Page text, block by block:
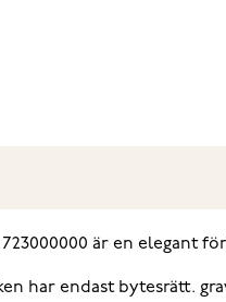
är en elegant
har endast bytesrätt.